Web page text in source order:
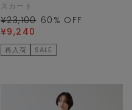
スカート
¥23,100 60 % OFF
¥9,240
再入荷 SALE